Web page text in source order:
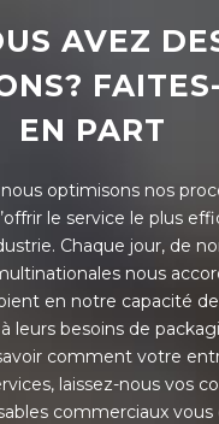
AVEZ
EN PART
optimisons nos
le service le plus
Chaque jour, de
nous
en notre capacité
leurs besoins de
comment votre
laissez-nous vos
commerciaux